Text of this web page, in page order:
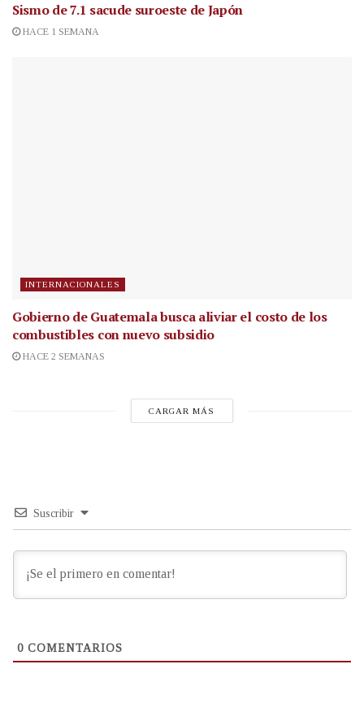
Sismo de 7.1 sacude suroeste de Japón
HACE 1 SEMANA
INTERNACIONALES
Gobierno de Guatemala busca aliviar el costo de los
combustibles con nuevo subsidio
HACE 2 SEMANAS
CARGAR MÁS
Suscribir
0 COMENTARIOS